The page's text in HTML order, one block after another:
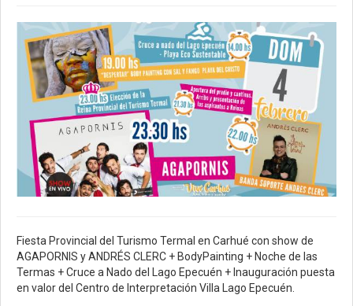
Fiesta Provincial del Turismo Termal en Carhué con show de
AGAPORNIS y ANDRÉS CLERC + BodyPainting + Noche de las
Termas + Cruce a Nado del Lago Epecuén + Inauguración puesta
en valor del Centro de Interpretación Villa Lago Epecuén.